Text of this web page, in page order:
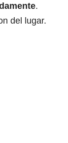
.
del lugar.